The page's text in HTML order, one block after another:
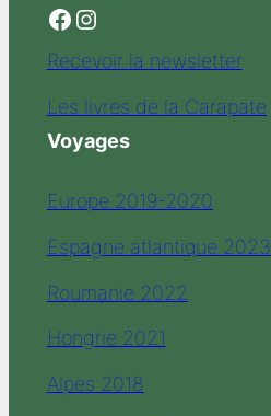
Facebook Instagram
Recevoir la newsletter
Les livres de la Carapate
Voyages
Europe 2019-2020
Espagne atlantique 2023
Roumanie 2022
Hongrie 2021
Alpes 2018